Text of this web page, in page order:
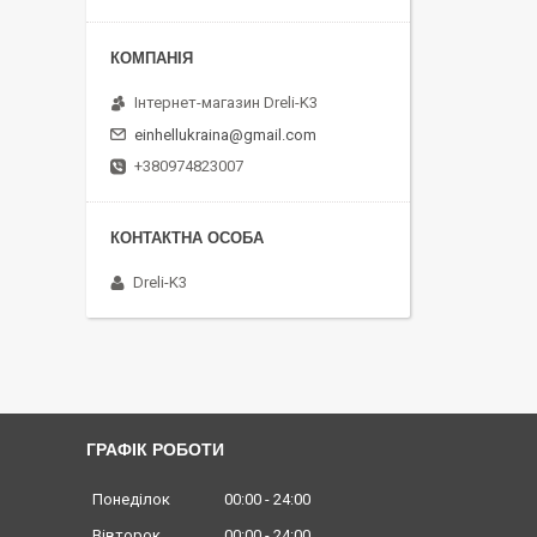
Інтернет-магазин Dreli-K3
einhellukraina@gmail.com
+380974823007
Dreli-K3
ГРАФІК РОБОТИ
Понеділок 00:00
24:00